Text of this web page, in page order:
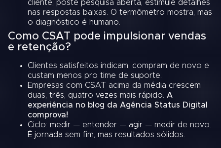
cliente, poste pesquisa aberta, estimule detalhes
nas respostas baixas. O termômetro mostra, mas
o diagnóstico é humano.
Como CSAT pode impulsionar vendas
e retenção?
Clientes satisfeitos indicam, compram de novo e
custam menos pro time de suporte.
Empresas com CSAT acima da média crescem
duas, três, quatro vezes mais rápido. A
experiência no blog da Agência Status Digital
comprova!
Ciclo: medir — entender — agir — medir de novo.
É jornada sem fim, mas resultados sólidos.